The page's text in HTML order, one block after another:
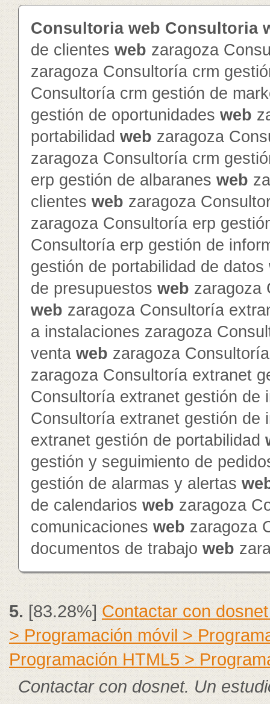
Consultoria web Consultoria
de clientes web zaragoza
zaragoza Consultoría crm
Consultoría crm gestión de
gestión de oportunidades web
portabilidad web zaragoza
zaragoza Consultoría crm
erp gestión de albaranes web
clientes web zaragoza
zaragoza Consultoría erp
Consultoría erp gestión de
gestión de portabilidad de datos
de presupuestos web zaragoza
web zaragoza Consultoría
a instalaciones zaragoza
venta web zaragoza
zaragoza Consultoría extranet
Consultoría extranet gestión de
Consultoría extranet gestión de
extranet gestión de portabilidad
gestión y seguimiento de
gestión de alarmas y alertas
de calendarios web zaragoza
comunicaciones web zaragoza
documentos de trabajo web
5. [83.28%]Contactar con
> Programación móvil >
Programación HTML5 >
Contactar con dosnet. Un